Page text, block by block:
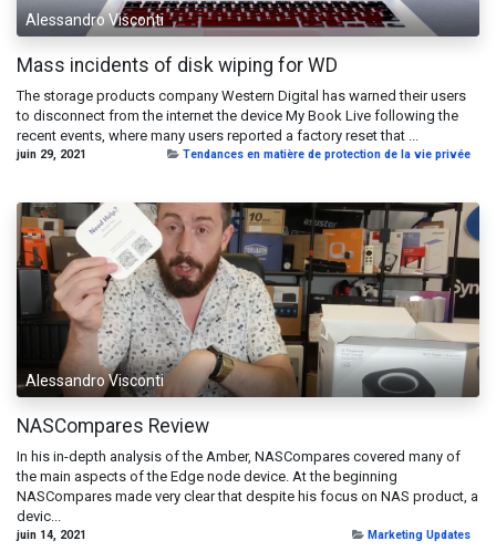
Alessandro Visconti
Mass incidents of disk wiping for WD
The storage products company Western Digital has warned their users
to disconnect from the internet the device My Book Live following the
recent events, where many users reported a factory reset that ...
juin 29, 2021 Tendances en matière de protection de la vie privée
Alessandro Visconti
NASCompares Review
In his in-depth analysis of the Amber, NASCompares covered many of
the main aspects of the Edge node device. At the beginning
NASCompares made very clear that despite his focus on NAS product, a
devic...
juin 14, 2021 Marketing Updates